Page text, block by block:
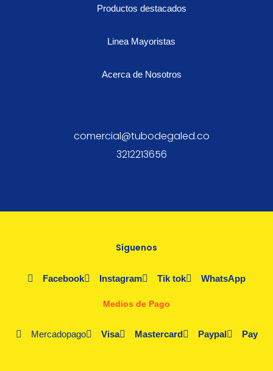
Productos destacados
Linea Mayoristas
Acerca de Nosotros
comercial@tubodegaled.co
3212213656
Síguenos
Facebook Instagram Tik tok WhatsApp
Medios de Pago
Mercadopago Visa Mastercard Paypal Pay